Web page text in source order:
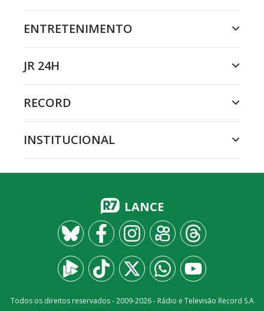
ENTRETENIMENTO
JR 24H
RECORD
INSTITUCIONAL
LANCE
Todos os direitos reservados - 2009-2026- Rádio e Televisão Record S.A